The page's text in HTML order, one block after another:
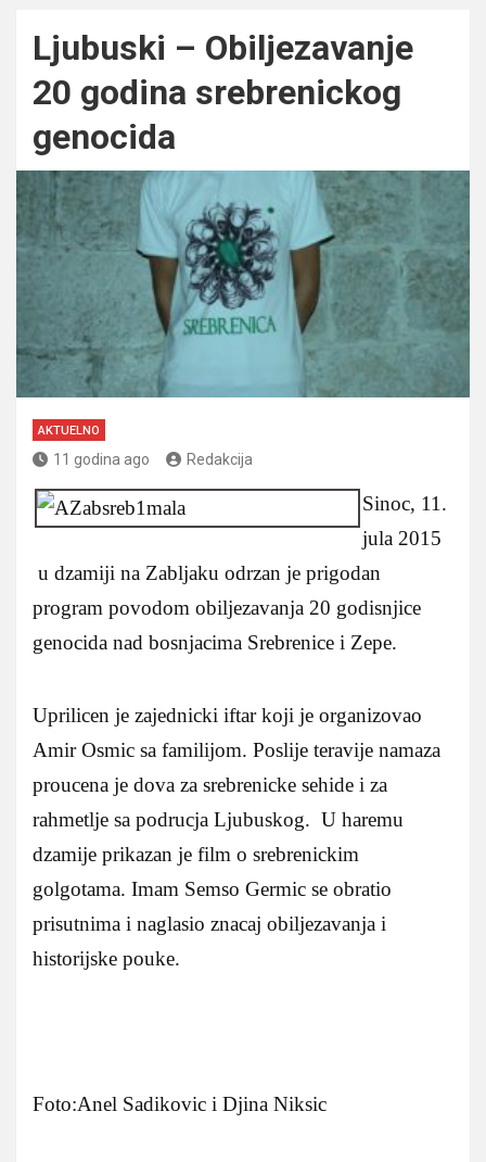
Ljubuski – Obiljezavanje
20 godina srebrenickog
genocida
AKTUELNO
11 godina ago Redakcija
Sinoc, 11.
jula 2015
u dzamiji na Zabljaku odrzan je prigodan
program povodom obiljezavanja 20 godisnjice
genocida nad bosnjacima Srebrenice i Zepe.
Uprilicen je zajednicki iftar koji je organizovao
Amir Osmic sa familijom. Poslije teravije namaza
proucena je dova za srebrenicke sehide i za
rahmetlje sa podrucja Ljubuskog. U haremu
dzamije prikazan je film o srebrenickim
golgotama. Imam Semso Germic se obratio
prisutnima i naglasio znacaj obiljezavanja i
historijske pouke.
Foto:Anel Sadikovic i Djina Niksic